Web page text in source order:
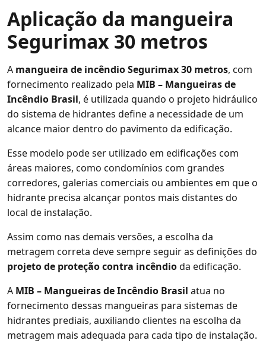
Aplicação da mangueira
Segurimax 30 metros
A mangueira de incêndio Segurimax 30 metros, com
fornecimento realizado pela MIB – Mangueiras de
Incêndio Brasil, é utilizada quando o projeto hidráulico
do sistema de hidrantes define a necessidade de um
alcance maior dentro do pavimento da edificação.
Esse modelo pode ser utilizado em edificações com
áreas maiores, como condomínios com grandes
corredores, galerias comerciais ou ambientes em que o
hidrante precisa alcançar pontos mais distantes do
local de instalação.
Assim como nas demais versões, a escolha da
metragem correta deve sempre seguir as definições do
projeto de proteção contra incêndioda edificação.
A MIB – Mangueiras de Incêndio Brasil atua no
fornecimento dessas mangueiras para sistemas de
hidrantes prediais, auxiliando clientes na escolha da
metragem mais adequada para cada tipo de instalação.